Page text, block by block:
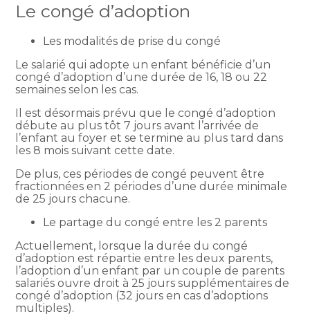
Le congé d’adoption
Les modalités de prise du congé
Le salarié qui adopte un enfant bénéficie d’un
congé d’adoption d’une durée de 16, 18 ou 22
semaines selon les cas.
Il est désormais prévu que le congé d’adoption
débute au plus tôt 7 jours avant l’arrivée de
l’enfant au foyer et se termine au plus tard dans
les 8 mois suivant cette date.
De plus, ces périodes de congé peuvent être
fractionnées en 2 périodes d’une durée minimale
de 25 jours chacune.
Le partage du congé entre les 2 parents
Actuellement, lorsque la durée du congé
d’adoption est répartie entre les deux parents,
l’adoption d’un enfant par un couple de parents
salariés ouvre droit à 25 jours supplémentaires de
congé d’adoption (32 jours en cas d’adoptions
multiples).